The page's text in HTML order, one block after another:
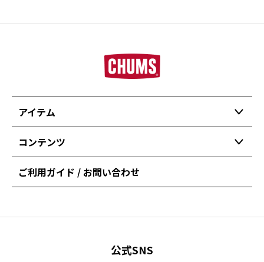
アイテム
コンテンツ
ご利用ガイド / お問い合わせ
公式SNS